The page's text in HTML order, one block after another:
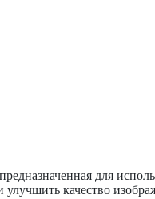
для
качество